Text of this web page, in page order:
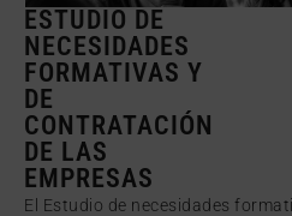
ESTUDIO DE
NECESIDADES
FORMATIVAS Y
DE
CONTRATACIÓN
DE LAS
EMPRESAS
El Estudio de necesidades